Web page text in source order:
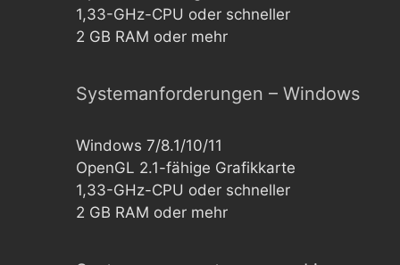
1,33-GHz-CPU oder schneller
2 GB RAM oder mehr
Systemanforderungen – Windows
Windows 7/8.1/10/11
OpenGL 2.1-fähige Grafikkarte
1,33-GHz-CPU oder schneller
2 GB RAM oder mehr